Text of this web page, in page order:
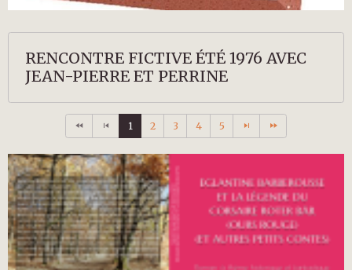
RENCONTRE FICTIVE ÉTÉ 1976 AVEC
JEAN-PIERRE ET PERRINE
1 2 3 4 5